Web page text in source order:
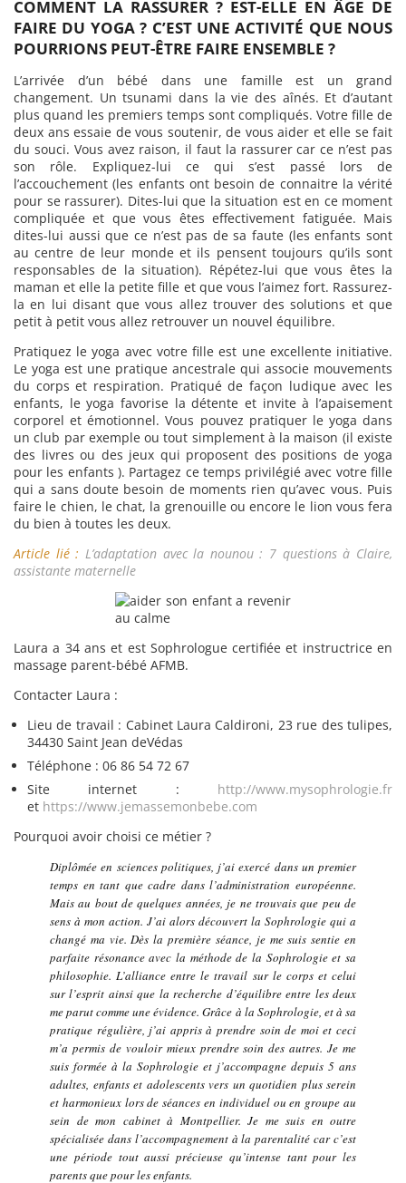
COMMENT LA RASSURER ? EST-ELLE EN ÂGE DE
FAIRE DU YOGA ? C’EST UNE ACTIVITÉ QUE NOUS
POURRIONS PEUT-ÊTRE FAIRE ENSEMBLE ?
L’arrivée d’un bébé dans une famille est un grand
changement. Un tsunami dans la vie des aînés. Et d’autant
plus quand les premiers temps sont compliqués. Votre fille de
deux ans essaie de vous soutenir, de vous aider et elle se fait
du souci. Vous avez raison, il faut la rassurer car ce n’est pas
son rôle. Expliquez-lui ce qui s’est passé lors de
l’accouchement (les enfants ont besoin de connaitre la vérité
pour se rassurer). Dites-lui que la situation est en ce moment
compliquée et que vous êtes effectivement fatiguée. Mais
dites-lui aussi que ce n’est pas de sa faute (les enfants sont
au centre de leur monde et ils pensent toujours qu’ils sont
responsables de la situation). Répétez-lui que vous êtes la
maman et elle la petite fille et que vous l’aimez fort. Rassurez-
la en lui disant que vous allez trouver des solutions et que
petit à petit vous allez retrouver un nouvel équilibre.
Pratiquez le yoga avec votre fille est une excellente initiative.
Le yoga est une pratique ancestrale qui associe mouvements
du corps et respiration. Pratiqué de façon ludique avec les
enfants, le yoga favorise la détente et invite à l’apaisement
corporel et émotionnel. Vous pouvez pratiquer le yoga dans
un club par exemple ou tout simplement à la maison (il existe
des livres ou des jeux qui proposent des positions de yoga
pour les enfants ). Partagez ce temps privilégié avec votre fille
qui a sans doute besoin de moments rien qu’avec vous. Puis
faire le chien, le chat, la grenouille ou encore le lion vous fera
du bien à toutes les deux.
Article lié : L’adaptation avec la nounou : 7 questions à Claire,
assistante maternelle
Laura a 34 ans et est Sophrologue certifiée et instructrice en
massage parent-bébé AFMB.
Contacter Laura :
Lieu de travail : Cabinet Laura Caldironi, 23 rue des tulipes,
34430 Saint Jean deVédas
Téléphone : 06 86 54 72 67
Site internet : http://www.mysophrologie.fr
et https://www.jemassemonbebe.com
Pourquoi avoir choisi ce métier ?
Diplômée en sciences politiques, j’ai exercé dans un premier
temps en tant que cadre dans l’administration européenne.
Mais au bout de quelques années, je ne trouvais que peu de
sens à mon action. J’ai alors découvert la Sophrologie qui a
changé ma vie. Dès la première séance, je me suis sentie en
parfaite résonance avec la méthode de la Sophrologie et sa
philosophie. L’alliance entre le travail sur le corps et celui
sur l’esprit ainsi que la recherche d’équilibre entre les deux
me parut comme une évidence. Grâce à la Sophrologie, et à sa
pratique régulière, j’ai appris à prendre soin de moi et ceci
m’a permis de vouloir mieux prendre soin des autres. Je me
suis formée à la Sophrologie et j’accompagne depuis 5 ans
adultes, enfants et adolescents vers un quotidien plus serein
et harmonieux lors de séances en individuel ou en groupe au
sein de mon cabinet à Montpellier. Je me suis en outre
spécialisée dans l’accompagnement à la parentalité car c’est
une période tout aussi précieuse qu’intense tant pour les
parents que pour les enfants.